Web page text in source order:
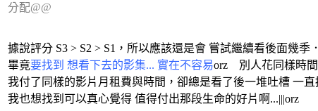
分配@@
據說評分 S3 > S2 > S1，所以應該還是會 嘗試繼續看後面幾季．
畢竟要找到 想看下去的影集... 實在不容易orz 別人花同樣時間
我付了同樣的影片月租費與時間，卻總是看了後一堆吐槽 一
我也想找到可以真心覺得 值得付出那段生命的好片啊...|||orz